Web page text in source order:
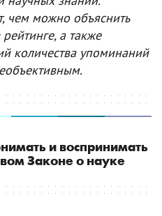
чем можно объяснить
а также
количества упоминаний
и воспринимать
Законе о науке